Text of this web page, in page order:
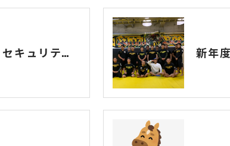
GW・夏の繁忙期に備えて、セキュリティスタッフ大募集！ 新年